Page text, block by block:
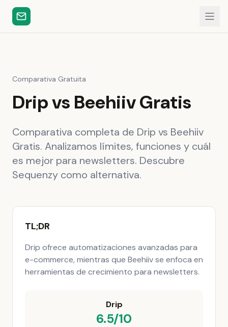
Comparativa Gratuita
Drip vs Beehiiv Gratis
Comparativa completa de Drip vs Beehiiv
Gratis. Analizamos límites, funciones y cuál
es mejor para newsletters. Descubre
Sequenzy como alternativa.
TL;DR
Drip ofrece automatizaciones avanzadas para
e-commerce, mientras que Beehiiv se enfoca en
herramientas de crecimiento para newsletters.
Drip
6.5/10